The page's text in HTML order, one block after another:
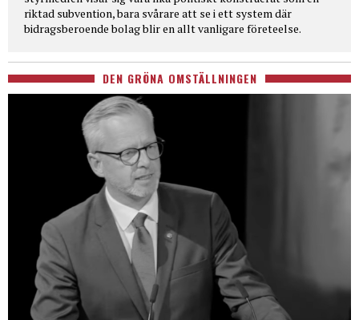
riktad subvention, bara svårare att se i ett system där
bidragsberoende bolag blir en allt vanligare företeelse.
DEN GRÖNA OMSTÄLLNINGEN